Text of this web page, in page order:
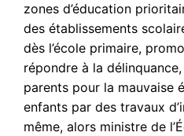
zones d’éducation
des établissements
dès l’école primaire,
répondre à la
parents pour la mauvaise
enfants par des travaux
même, alors ministre de